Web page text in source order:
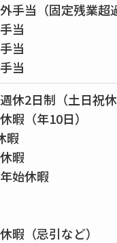
手当（固定残業超
当
当
当
休2日制（土日祝休
暇（年10日）
暇
暇
始休暇
暇（忌引など）